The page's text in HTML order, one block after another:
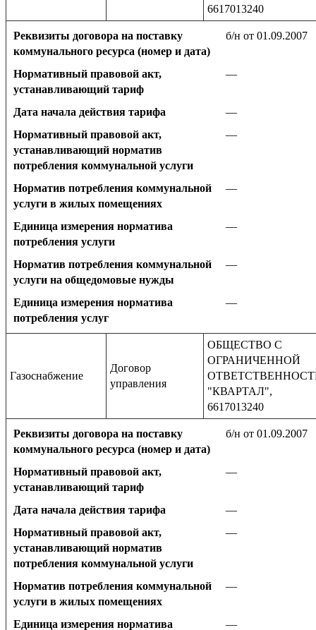
6617013240
Реквизиты договора на поставку
коммунального ресурса (номер и дата)
б/н от 01.09.2007
Нормативный правовой акт,
устанавливающий тариф
—
Дата начала действия тарифа
—
Нормативный правовой акт,
устанавливающий норматив
потребления коммунальной услуги
—
Норматив потребления коммунальной
услуги в жилых помещениях
—
Единица измерения норматива
потребления услуги
—
Норматив потребления коммунальной
услуги на общедомовые нужды
—
Единица измерения норматива
потребления услуг
—
Газоснабжение
Договор
управления
ОБЩЕСТВО С
ОГРАНИЧЕННОЙ
"КВАРТАЛ",
6617013240
Реквизиты договора на поставку
коммунального ресурса (номер и дата)
б/н от 01.09.2007
Нормативный правовой акт,
устанавливающий тариф
—
Дата начала действия тарифа
—
Нормативный правовой акт,
устанавливающий норматив
потребления коммунальной услуги
—
Норматив потребления коммунальной
услуги в жилых помещениях
—
Единица измерения норматива —